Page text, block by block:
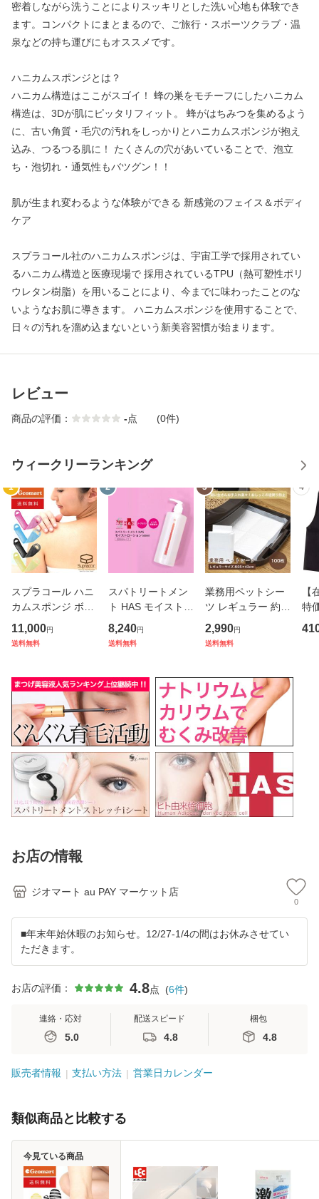
密着しながら洗うことによりスッキリとした洗い心地も体験でき
ます。コンパクトにまとまるので、ご旅行・スポーツクラブ・温
泉などの持ち運びにもオススメです。
ハニカムスポンジとは？
ハニカム構造はここがスゴイ！ 蜂の巣をモチーフにしたハニカム
構造は、3Dが肌にピッタリフィット。 蜂がはちみつを集めるよう
に、古い角質・毛穴の汚れをしっかりとハニカムスポンジが抱え
込み、つるつる肌に！ たくさんの穴があいていることで、泡立
ち・泡切れ・通気性もバツグン！！
肌が生まれ変わるような体験ができる 新感覚のフェイス＆ボディ
ケア
スプラコール社のハニカムスポンジは、宇宙工学で採用されてい
るハニカム構造と医療現場で 採用されているTPU（熱可塑性ポリ
ウレタン樹脂）を用いることにより、今までに味わったことのな
いようなお肌に導きます。 ハニカムスポンジを使用することで、
日々の汚れを溜め込まないという新美容習慣が始まります。
レビュー
商品の評価： -点 (0件)
ウィークリーランキング
1
スプラコール ハニ
カムスポンジ ボデ
ィエクスフォリエ
ーター 正規品 使い
用 伸縮性 お風呂
11,000円
送料無料
2
スパトリートメン
ト HAS モイストロ
ーション 500ml
（業務用）
8,240円
送料無料
3
業務用ペットシー
ツ レギュラー 約3
5×45cm 100枚入
送料無料
2,990円
送料無料
4
【
特
S
お店の情報
ジオマート au PAY マーケット店
0
■年末年始休暇のお知らせ。12/27-1/4の間はお休みさせてい
ただきます。
お店の評価： 4.8点 (6件)
連絡・応対
5.0
配送スピード
4.8
梱包
4.8
販売者情報 支払い方法 営業日カレンダー
類似商品と比較する
今見ている商品